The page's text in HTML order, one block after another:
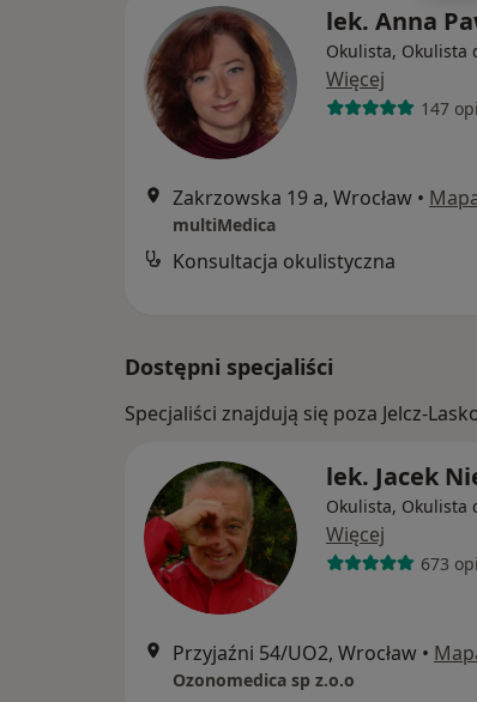
lek. Anna
Okulista, Okulista
Więcej
147
Zakrzowska 19 a, Wrocław •
multiMedica
Konsultacja okulistyczna
Dostępni specjaliści
Specjaliści znajdują się poza Jelcz-
lek. Jacek
Okulista, Okulista
Więcej
673
Przyjaźni 54/UO2, Wrocław •
Ozonomedica sp z.o.o